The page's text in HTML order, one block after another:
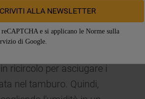
vaschetta in casa o in
con una pompa di
a pompa di
ricircolo per asciugare i
nel tamburo. Quindi,
ALLA NEWSLETTER
e si applicano le Norme sulla
di Google.